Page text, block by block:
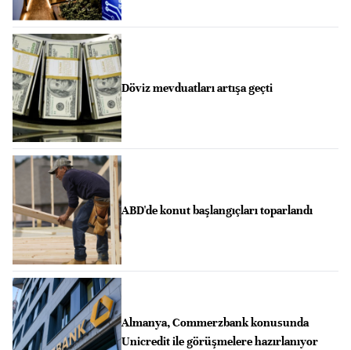
Döviz mevduatları artışa geçti
ABD'de konut başlangıçları toparlandı
Almanya, Commerzbank konusunda
Unicredit ile görüşmelere hazırlanıyor